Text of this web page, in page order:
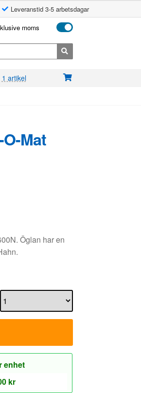
Leveranstid 3-5 arbetsdagar
moms
1 artikel
Mat
Öglan har en
enhet
kr